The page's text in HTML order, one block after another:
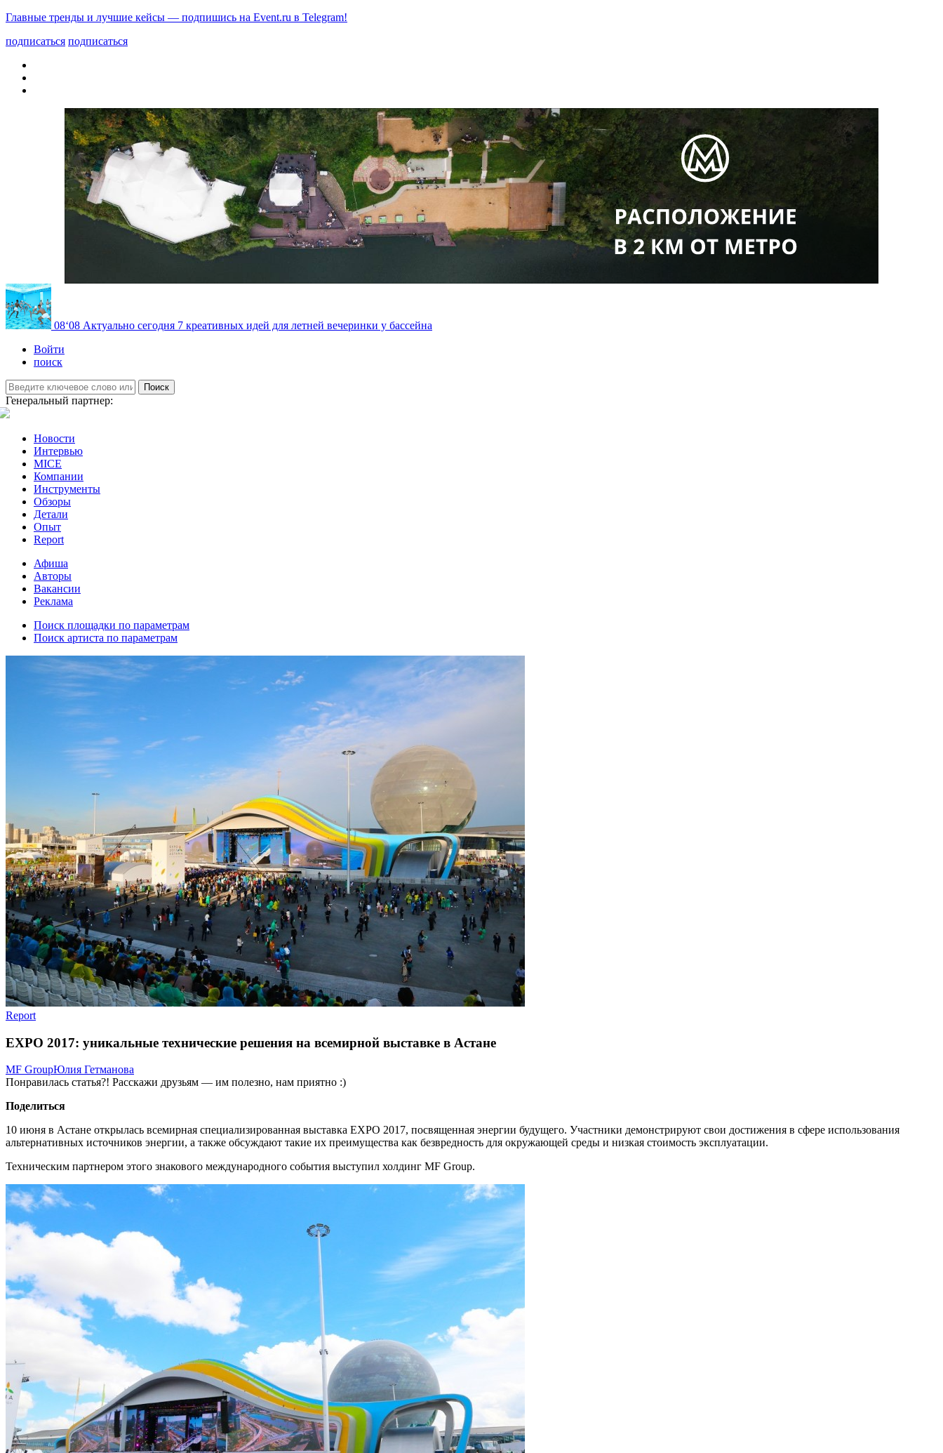
Главные тренды и лучшие кейсы — подпишись на Event.ru в Telegram!
подписаться подписаться
08‘08 Актуально сегодня 7 креативных идей для летней вечеринки у бассейна
Войти
поиск
Поиск
Генеральный партнер:
Новости
Интервью
MICE
Компании
Инструменты
Обзоры
Детали
Опыт
Report
Афиша
Авторы
Вакансии
Реклама
Поиск площадки по параметрам
Поиск артиста по параметрам
Report
EXPO 2017: уникальные технические решения на всемирной выставке в Астане
MF GroupЮлия Гетманова
Понравилась статья?! Расскажи друзьям — им полезно, нам приятно :)
Поделиться
10 июня в Астане открылась всемирная специализированная выставка EXPO 2017, посвященная энергии будущего. Участники демонстрируют свои достижения в сфере использования
альтернативных источников энергии, а также обсуждают такие их преимущества как безвредность для окружающей среды и низкая стоимость эксплуатации.
Техническим партнером этого знакового международного события выступил холдинг MF Group.